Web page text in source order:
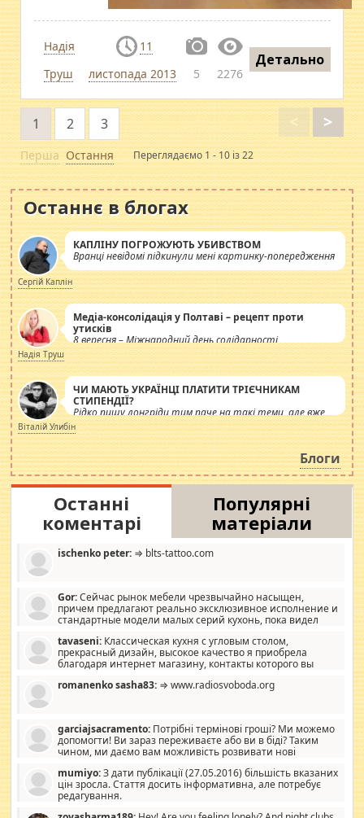
Надія
Труш
11
листопада 2013
5 2276
Детально
Перша
<
1 2 3 >
Остання Переглядаємо 1 - 10 із 22
Останнє в блогах
КАПЛІНУ ПОГРОЖУЮТЬ УБИВСТВОМ
Вранці невідомі підкинули мені картинку-попередження
Сергій Каплін
Медіа-консолідація у Полтаві – рецепт проти
утисків
8 вересня – Міжнародний день солідарності
журналістів.
Надія Труш
ЧИ МАЮТЬ УКРАЇНЦІ ПЛАТИТИ ТРІЄЧНИКАМ
СТИПЕНДІЇ?
Рідко пишу лонгріди тим паче на такі теми, але вже
просто дістало! Обурюють сьогоднішні інсенуації
навколо стипендіального питання. Штучно
роздувається ще одна соціальна катастрофа.
Віталій Улибін
Блоги
Останні
коментарі
Популярні
матеріали
ischenko peter: ⇒ blts-tattoo.com
Gor:Сейчас рынок мебели чрезвычайно насыщен,
причем предлагают реально эксклюзивное исполнение и
стандартные модели малых серий кухонь, пока видел
стандартные формы, в MebelOk, креативненько и что главное -
со вкусом все в порядке, без ненужных наворотов удорожающих
мебель, а это не последний фактор.
tavaseni: Классическая кухня с угловым столом,
прекрасный дизайн, высокое качество я приобрела
благодаря интернет магазину, контакты которого вы
romanenko sasha83: ⇒ www.radiosvoboda.org
garciajsacramento: Потрібні термінові гроші? Ми можемо
допомогти! Ви зараз переживаєте або ви в біді? Таким
чином, ми даємо вам можливість розвивати нові
допомагати людям, які намагаються дати їм шанс. Кожен
заслуговує на другий шанс, і, оскільки влада не зможе, вони
повинні приймати від інших. Для нас нема багато суми, і зрілість
mumiyo:З дати публікації (27.05.2016) більшість вказаних
цін зросла. Стаття досить інформативна, але потребує
редагування.